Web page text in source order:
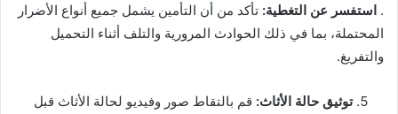
. استفسر عن التغطية: تأكد من أن التأمين يشمل جميع أنواع الأضرار
المحتملة، بما في ذلك الحوادث المرورية والتلف أثناء التحميل
والتفريغ.
توثيق حالة الأثاث: قم بالتقاط صور وفيديو لحالة الأثاث قبل